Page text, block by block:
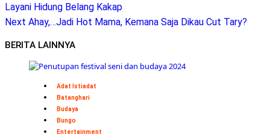
Layani Hidung Belang Kakap
Next Ahay,…Jadi Hot Mama, Kemana Saja Dikau Cut Tary?
BERITA LAINNYA
Adat Istiadat
Batanghari
Budaya
Bungo
Entertainment